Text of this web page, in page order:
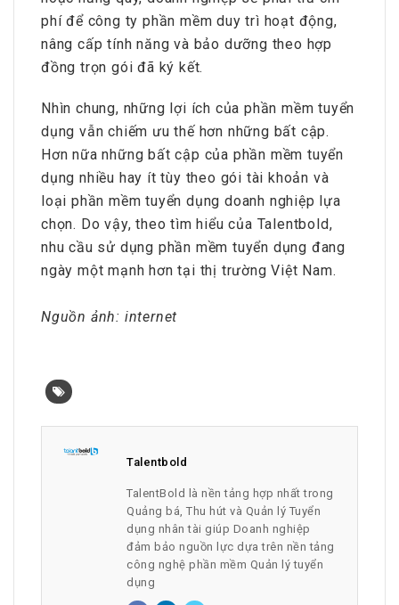
phí để công ty phần mềm duy trì hoạt động,
nâng cấp tính năng và bảo dưỡng theo hợp
đồng trọn gói đã ký kết.
Nhìn chung, những lợi ích của phần mềm tuyển
dụng vẫn chiếm ưu thế hơn những bất cập.
Hơn nữa những bất cập của phần mềm tuyển
dụng nhiều hay ít tùy theo gói tài khoản và
loại phần mềm tuyển dụng doanh nghiệp lựa
chọn. Do vậy, theo tìm hiểu của Talentbold,
nhu cầu sử dụng phần mềm tuyển dụng đang
ngày một mạnh hơn tại thị trường Việt Nam.
Nguồn ảnh: internet
Talentbold
TalentBold là nền tảng hợp nhất trong
Quảng bá, Thu hút và Quản lý Tuyển
dụng nhân tài giúp Doanh nghiệp
đảm bảo nguồn lực dựa trên nền tảng
công nghệ phần mềm Quản lý tuyển
dụng